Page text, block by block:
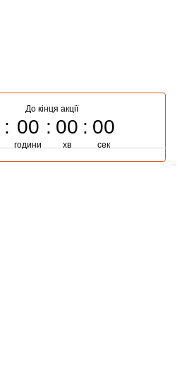
До кінця акції
00
години
00
хв
00
сек